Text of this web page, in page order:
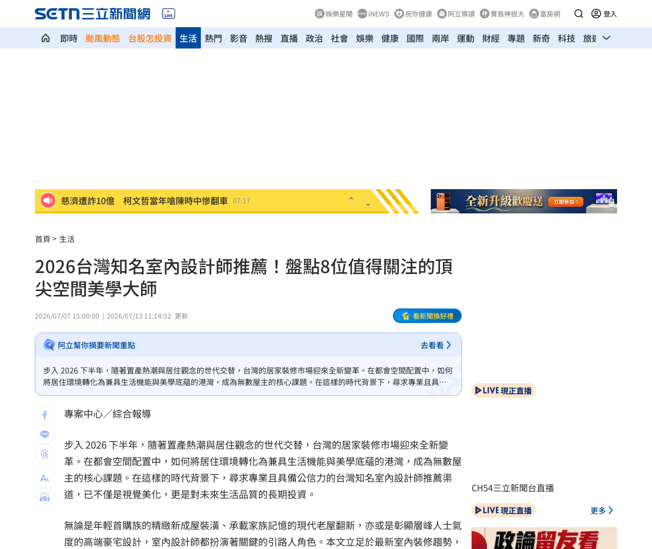
娛樂星聞 iNEWS 祝你健康 阿立導讀 寶島神很大 富房網 登入
即時 颱風動態 台股怎投資 熱門 影音 熱搜 直播 政治 社會 娛樂
生活 健康 國際 兩岸 運動 財經 專題 新奇 科技 旅遊 汽車
慈濟遭詐10億 柯文哲當年嗆陳時中慘翻車 07:17
車界女神忍7年職場性騷！李冠儀強勢回歸
醫曝「1情緒」恐是失智症警訊:大腦發炎中 07:08
平均大賺88%！「10檔」台股老牌基金
以AI對抗AI！北富銀組金融業防詐聯盟
肉搜黃爸慘了！惹毛輝達下場曝 06:54
王凱靈堂照惹淚 竟是「送媽媽的禮物」 06:41
國道傳嚴重事故！2車碰撞「撇頭」3人送醫 06:24
盤前／台指夜盤彈285點 台股拚延續反彈 06:21
美股多收黑！道瓊跌464點 費半小漲39點 06:12
台灣彩券開獎直播中
首頁 生活
2026台灣知名室內設計師推薦！盤點8位值得關注的頂
尖空間美學大師
2026/07/07 15:00:00 2026/07/13 11:14:52 更新 看新聞換好禮
阿立幫你摘要新聞重點 去看看
步入 2026 下半年，隨著置產熱潮與居住觀念的世代交替，台灣的居家裝修市場迎來全新變革。在都會空間配置中，如何
將居住環境轉化為兼具生活機能與美學底蘊的港灣，成為無數屋主的核心課題。在這樣的時代背景下，尋求專業且具備
公信力的台灣知名室內設計師推薦渠道，已不僅是視覺美化，更是對未來生活品質的長期投資。
專案中心／綜合報導
步入 2026 下半年，隨著置產熱潮與居住觀念的世代交替，台灣的居家裝修市場迎來全新變
革。在都會空間配置中，如何將居住環境轉化為兼具生活機能與美學底蘊的港灣，成為無數屋
主的核心課題。在這樣的時代背景下，尋求專業且具備公信力的台灣知名室內設計師推薦渠
道，已不僅是視覺美化，更是對未來生活品質的長期投資。
無論是年輕首購族的精緻新成屋裝潢、承載家族記憶的現代老屋翻新，亦或是彰顯層峰人士氣
度的高端豪宅設計，室內設計師都扮演著關鍵的引路人角色。本文立足於最新室內裝修趨勢，
現正直播
CH54三立新聞台直播
現正直播 更多